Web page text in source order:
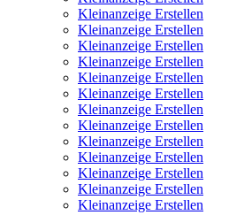
Kleinanzeige Erstellen
Kleinanzeige Erstellen
Kleinanzeige Erstellen
Kleinanzeige Erstellen
Kleinanzeige Erstellen
Kleinanzeige Erstellen
Kleinanzeige Erstellen
Kleinanzeige Erstellen
Kleinanzeige Erstellen
Kleinanzeige Erstellen
Kleinanzeige Erstellen
Kleinanzeige Erstellen
Kleinanzeige Erstellen